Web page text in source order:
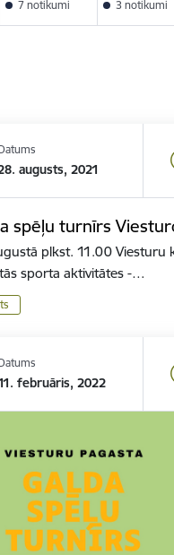
7 notikumi 3 notikumi
augusts, 2021
spēļu turnīrs
plkst. 11.00 Viesturu
sporta aktivitātes -…
februāris, 2022